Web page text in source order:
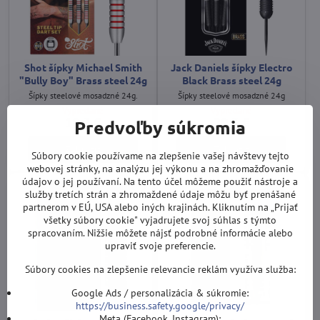
Shot šípky Michael Smith
"Bully Boy" Brass steel 24g
Šípky steelové mosadzné 24g.
18,3 €
Zobraziť
Jack Daniels šípky Electro
Black Brass steel 24g
Šípky steelové mosadzné 24g
20,3 €
Zobraziť
Predvoľby súkromia
Súbory cookie používame na zlepšenie vašej návštevy tejto
webovej stránky, na analýzu jej výkonu a na zhromažďovanie
údajov o jej používaní. Na tento účel môžeme použiť nástroje a
služby tretích strán a zhromaždené údaje môžu byť prenášané
partnerom v EÚ, USA alebo iných krajinách. Kliknutím na „Prijať
všetky súbory cookie" vyjadrujete svoj súhlas s týmto
spracovaním. Nižšie môžete nájsť podrobné informácie alebo
upraviť svoje preferencie.
Súbory cookies na zlepšenie relevancie reklám využíva služba:
Google Ads / personalizácia & súkromie:
https://business.safety.google/privacy/